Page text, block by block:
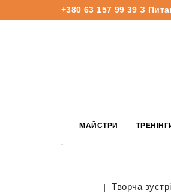
+380 63 157 99 39 З
МАЙСТРИ
Творча